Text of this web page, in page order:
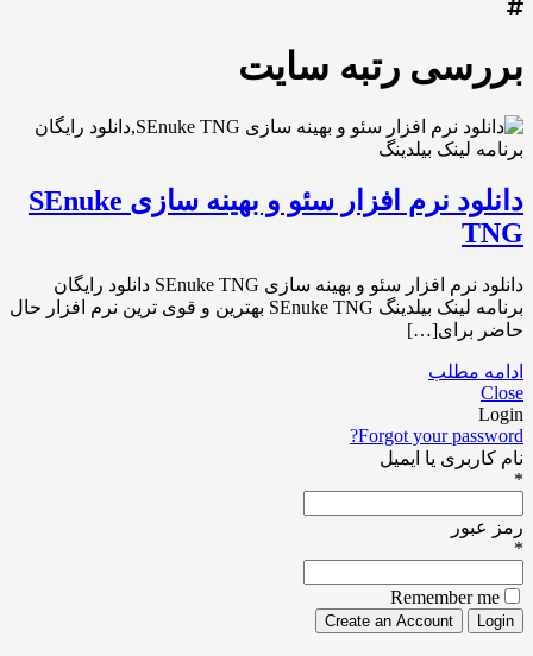
بررسی رتبه سایت
دانلود نرم افزار سئو و بهینه سازی SEnuke
TNG
دانلود نرم افزار سئو و بهینه سازی SEnuke TNG دانلود رایگان
برنامه لینک بیلدینگ SEnuke TNG بهترین و قوی ترین نرم افزار حال
حاضر برای[…]
ادامه مطلب
Close
Login
Forgot your password?
نام کاربری یا ایمیل
*
رمز عبور
*
Remember me